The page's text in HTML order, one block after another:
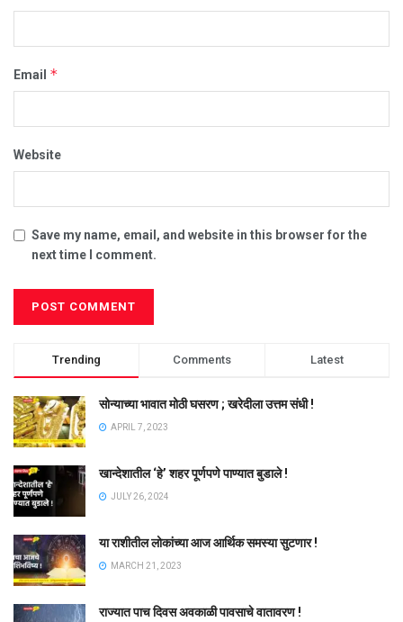
Email *
Website
Save my name, email, and website in this browser for the
next time I comment.
Trending Comments Latest
सोन्याच्या भावात मोठी घसरण ; खरेदीला उत्तम संधी !
APRIL 7, 2023
खान्देशातील ‘हे’ शहर पूर्णपणे पाण्यात बुडाले !
JULY 26, 2024
या राशीतील लोकांच्या आज आर्थिक समस्या सुटणार !
MARCH 21, 2023
राज्यात पाच दिवस अवकाळी पावसाचे वातावरण !